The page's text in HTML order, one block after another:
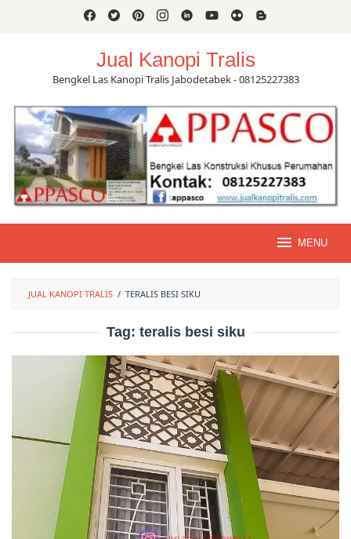
Jual Kanopi Tralis
Bengkel Las Kanopi Tralis Jabodetabek - 08125227383
MENU
JUAL KANOPI TRALIS / TERALIS BESI SIKU
Tag: teralis besi siku